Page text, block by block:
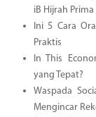
iB Hijrah
Ini 5 Cara
Praktis
In This
yang Tepat?
Waspada
Mengincar